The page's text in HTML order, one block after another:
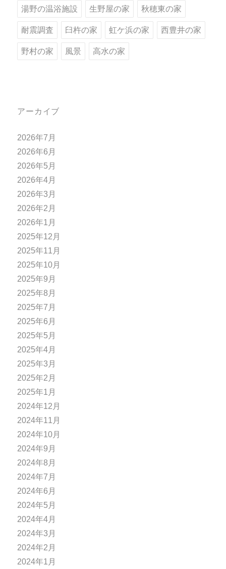
湯野の温浴施設 生野屋の家 秋穂東の家
耐震調査 臼杵の家 虹ケ浜の家 西豊井の家
野村の家 風景 高水の家
アーカイブ
2026年7月
2026年6月
2026年5月
2026年4月
2026年3月
2026年2月
2026年1月
2025年12月
2025年11月
2025年10月
2025年9月
2025年8月
2025年7月
2025年6月
2025年5月
2025年4月
2025年3月
2025年2月
2025年1月
2024年12月
2024年11月
2024年10月
2024年9月
2024年8月
2024年7月
2024年6月
2024年5月
2024年4月
2024年3月
2024年2月
2024年1月